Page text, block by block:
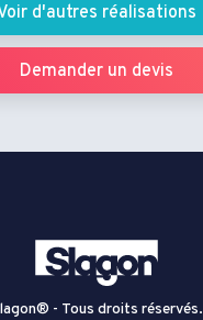
d'autres réalisations
Demander un devis
- Tous droits réservés.